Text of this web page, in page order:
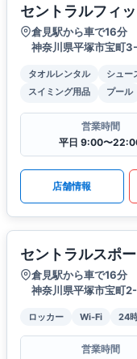
セントラルフィ
倉見駅から車で16分
神奈川県平塚市宝町
タオルレンタル シュー
スイミング用品
プール
営業時間
平日 9:00〜
店舗情報
セントラルスポ
倉見駅から車で16分
神奈川県平塚市宝町
ロッカー Wi-Fi 24
営業時間